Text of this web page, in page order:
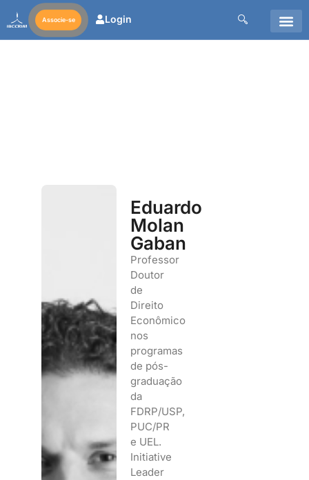
Associe-se Login
Eduardo
Molan
Gaban
Professor
Doutor
de
Direito
Econômico
nos
programas
de pós-
graduação
da
FDRP/USP,
PUC/PR
e UEL.
Initiative
Leader